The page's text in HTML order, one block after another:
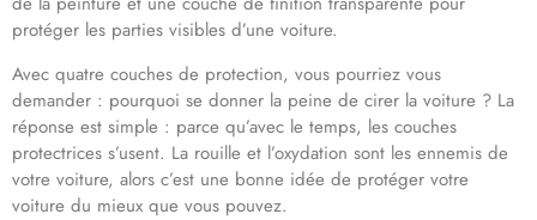
protéger les parties visibles d’une voiture.
Avec quatre couches de protection, vous pourriez vous
demander : pourquoi se donner la peine de cirer la voiture ? La
réponse est simple : parce qu’avec le temps, les couches
protectrices s’usent. La rouille et l’oxydation sont les ennemis de
votre voiture, alors c’est une bonne idée de protéger votre
voiture du mieux que vous pouvez.